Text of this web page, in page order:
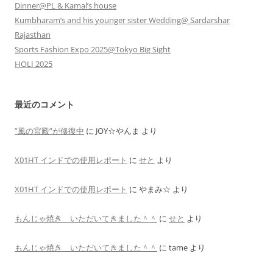
Dinner@PL & Kamal’s house
Kumbharam’s and his younger sister Wedding@ Sardarshar
Rajasthan
Sports Fashion Expo 2025@Tokyo Big Sight
HOLI 2025
最近のコメント
”風の宮殿”が修復中 に JOY☆やんま より
X01HT インドでの使用レポート に せと より
X01HT インドでの使用レポート に やまみ☆ より
もんじゃ焼き いただいてきました＾＾ に せと より
もんじゃ焼き いただいてきました＾＾ に tame より